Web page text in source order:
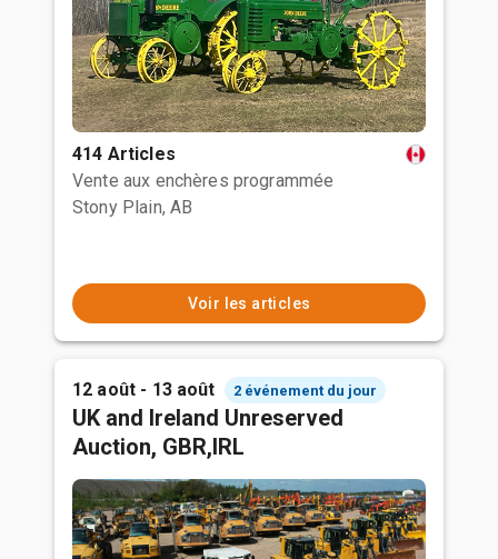
414 Articles
Vente aux enchères programmée
Stony Plain, AB
Voir les articles
12 août - 13 août 2 événement du jour
UK and Ireland Unreserved
Auction, GBR,IRL